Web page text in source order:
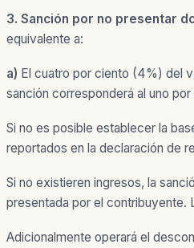
3. Sanción por no presentar
equivalente a:
a) El cuatro por ciento (4%) del
sanción corresponderá al uno
Si no es posible establecer la
reportados en la declaración de
Si no existieren ingresos, la
presentada por el contribuyente.
Adicionalmente operará el